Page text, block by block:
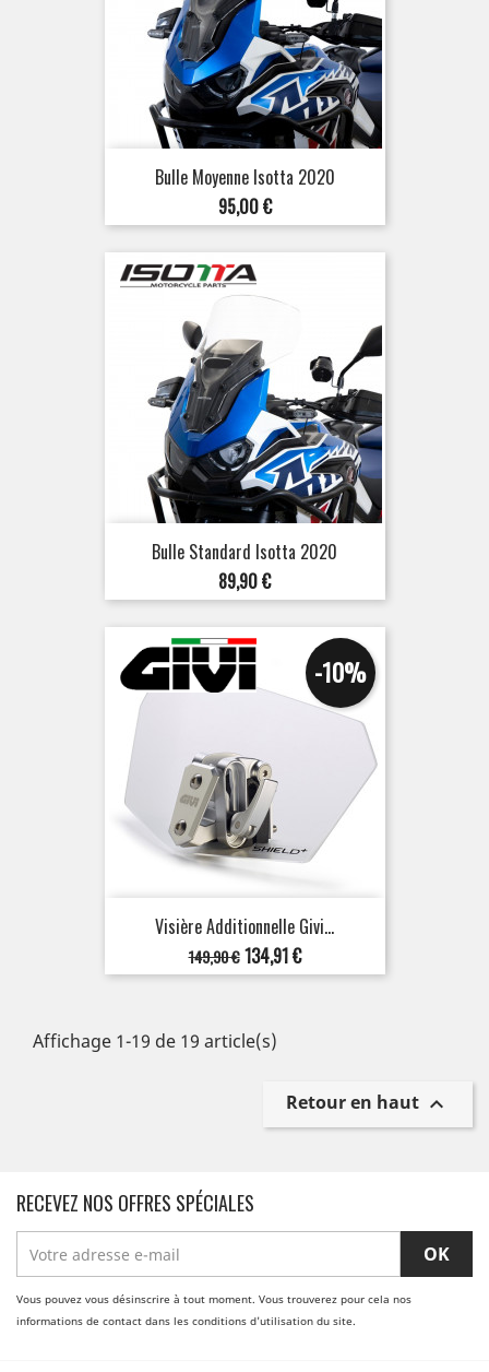
Bulle Moyenne Isotta 2020
Prix
95,00 €
Bulle Standard Isotta 2020
Prix
89,90 €
Visière Additionnelle Givi...
Prix
de
149,90 €
-10%
Prix
134,91 €
Affichage 1-19 de 19 article(s)
Retour en haut 
RECEVEZ NOS OFFRES SPÉCIALES
Vous pouvez vous désinscrire à tout moment. Vous trouverez pour cela nos
informations de contact dans les conditions d'utilisation du site.